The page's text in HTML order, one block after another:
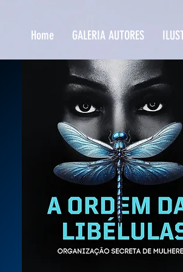
Home GALERIA AUTORES